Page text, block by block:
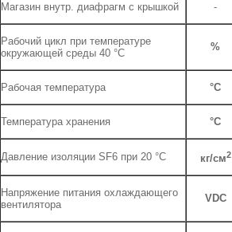
Магазин внутр. диафрагм с крышкой -
Рабочий цикл при температуре
окружающей среды 40 °С
%
Рабочая температура °С
Температура хранения °С
Давление изоляции SF6 при 20 °С кг/см2
Напряжение питания охлаждающего
вентилятора
VDC